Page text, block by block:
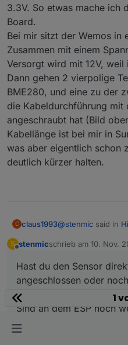
Ich muss
Aktuell ist der
ausgerichtet,
Regenwasser
verbleibt) die
doch leicht
ablaufen kann.
3.3V. So etwas mache ich
Board.
Bei mir sitzt der Wemos in
Zusammen mit einem
Versorgt wird mit 12V, weil
Dann gehen 2 vierpolige
BME280, und eine zu der
die Kabeldurchführung mit
angeschraubt hat (Bild
Kabellänge ist bei mir in
was aber eigentlich schon
deutlich kürzer halten.
C claus1993@stenmic said in
Erstmal Danke
Erklärung.
Bei mir geht
ist schon im
Ich musste
Hatte es schon
nicht geklappt.
Hast du den
angeschlossen
Sind an dem ESP
S stenmicschrieb am 10. Nov.
zuletzt editiert von
Hast du den Sensor
angeschlossen oder
Wiederstände
Sind an dem ESP noch
angeschlossen?
1